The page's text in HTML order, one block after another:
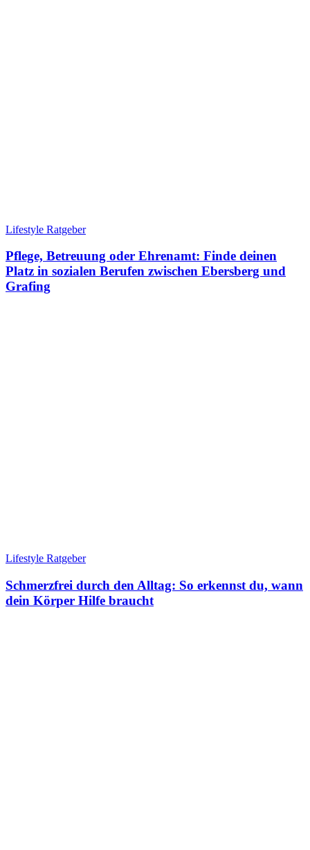
Lifestyle Ratgeber
Pflege, Betreuung oder Ehrenamt: Finde deinen
Platz in sozialen Berufen zwischen Ebersberg und
Grafing
Lifestyle Ratgeber
Schmerzfrei durch den Alltag: So erkennst du, wann
dein Körper Hilfe braucht